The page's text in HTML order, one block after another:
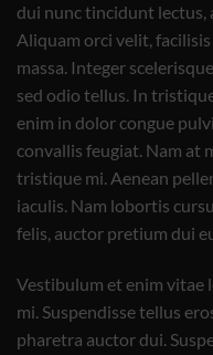
dui nunc tincidunt lectus,
Aliquam orci velit,
massa. Integer
sed odio tellus. In
enim in dolor congue
convallis feugiat. Nam at
tristique mi. Aenean
iaculis. Nam lobortis
felis, auctor pretium dui
Vestibulum et enim vitae
mi. Suspendisse tellus
pharetra auctor dui.